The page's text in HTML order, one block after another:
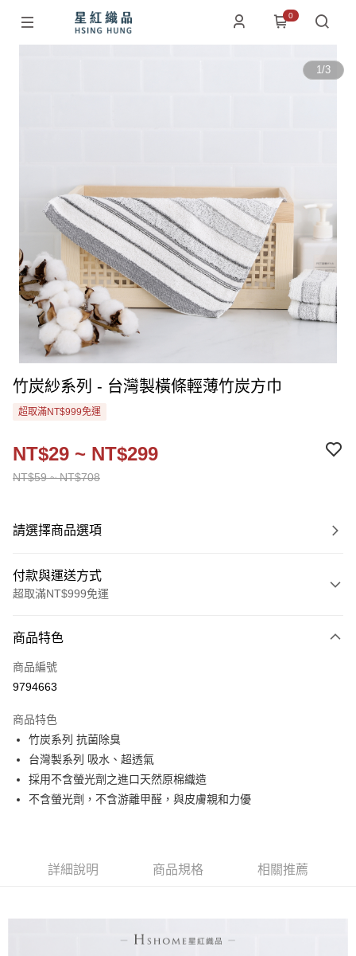
0
1/3
竹炭紗系列 - 台灣製橫條輕薄竹炭方巾
超取滿NT$999免運
NT$59 ~ NT$708
NT$29 ~ NT$299
請選擇商品選項
付款與運送方式
超取滿NT$999免運
信用卡一次付款
超商取貨付款
ATM付款
運送方式
全家取貨付款
每筆NT$60，滿NT$999(含以上)免運費
商品特色
商品編號
9794663
商品特色
竹炭系列 抗菌除臭
台灣製系列 吸水、超透氣
採用不含螢光劑之進口天然原棉織造
不含螢光劑，不含游離甲醛，與皮膚親和力優
詳細說明 商品規格 相關推薦